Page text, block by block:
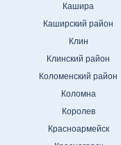
Кашира
Каширский район
Клин
Клинский район
Коломенский район
Коломна
Королев
Красноармейск